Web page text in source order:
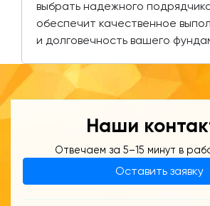
выбрать надежного
обеспечит качественное
и долговечность вашего
Наши
Отвечаем за 5–15 минут в
Оставить заявку